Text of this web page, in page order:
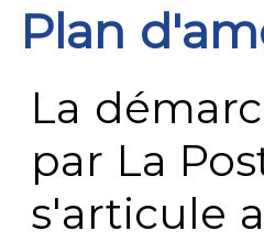
Plan
La
par La
s'articule